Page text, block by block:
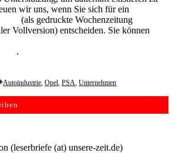
wir uns, wenn Sie sich für ein
(als gedruckte Wochenzeitung
Vollversion) entscheiden. Sie können
.
Tags
Autoindustrie, Opel, PSA, Unternehmen
(leserbriefe (at) unsere-zeit.de)